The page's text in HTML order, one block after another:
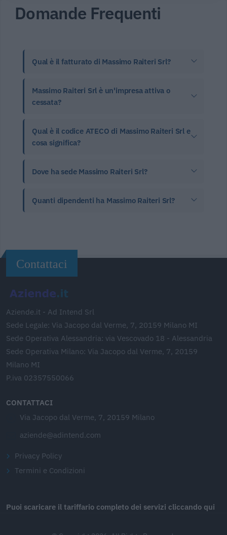
Domande Frequenti
Qual è il fatturato di Massimo Raiteri Srl?
Massimo Raiteri Srl è un'impresa attiva o
cessata?
Qual è il codice ATECO di Massimo Raiteri Srl e
cosa significa?
Dove ha sede Massimo Raiteri Srl?
Quanti dipendenti ha Massimo Raiteri Srl?
Contattaci
Aziende.it - Ad Intend Srl
Sede Legale: Via Jacopo dal Verme, 7, 20159 Milano MI
Sede Operativa Alessandria: via Vescovado 18 - Alessandria
Sede Operativa Milano: Via Jacopo dal Verme, 7, 20159
Milano MI
P.iva 02357550066
CONTATTACI
Via Jacopo dal Verme, 7, 20159 Milano
aziende@adintend.com
Privacy Policy
Termini e Condizioni
Puoi scaricare il tariffario completo dei servizi cliccando qui